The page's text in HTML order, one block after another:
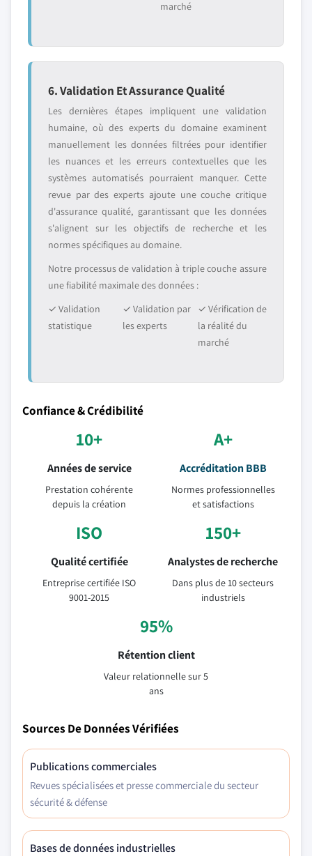
marché
6. Validation Et Assurance Qualité
Les dernières étapes impliquent une validation
humaine, où des experts du domaine examinent
manuellement les données filtrées pour identifier
les nuances et les erreurs contextuelles que les
systèmes automatisés pourraient manquer. Cette
revue par des experts ajoute une couche critique
d'assurance qualité, garantissant que les données
s'alignent sur les objectifs de recherche et les
normes spécifiques au domaine.
Notre processus de validation à triple couche assure
une fiabilité maximale des données :
✓ Validation
statistique
✓ Validation par
les experts
✓ Vérification de
la réalité du
marché
Confiance & Crédibilité
10+
Années de service
Prestation cohérente
depuis la création
A+
Accréditation BBB
Normes professionnelles
et satisfactions
ISO
Qualité certifiée
Entreprise certifiée ISO
9001-2015
150+
Analystes de recherche
Dans plus de 10 secteurs
industriels
95%
Rétention client
Valeur relationnelle sur 5
ans
Sources De Données Vérifiées
Publications commerciales
Revues spécialisées et presse commerciale du secteur
sécurité & défense
Bases de données industrielles